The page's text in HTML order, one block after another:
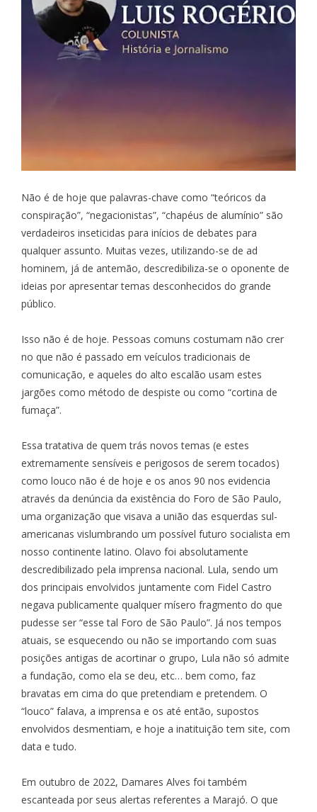
Não é de hoje que palavras-chave como “teóricos da
conspiração”, “negacionistas”, “chapéus de alumínio” são
verdadeiros inseticidas para inícios de debates para
qualquer assunto. Muitas vezes, utilizando-se de ad
hominem, já de antemão, descredibiliza-se o oponente de
ideias por apresentar temas desconhecidos do grande
público.
Isso não é de hoje. Pessoas comuns costumam não crer
no que não é passado em veículos tradicionais de
comunicação, e aqueles do alto escalão usam estes
jargões como método de despiste ou como “cortina de
fumaça”.
Essa tratativa de quem trás novos temas (e estes
extremamente sensíveis e perigosos de serem tocados)
como louco não é de hoje e os anos 90 nos evidencia
através da denúncia da existência do Foro de São Paulo,
uma organização que visava a união das esquerdas sul-
americanas vislumbrando um possível futuro socialista em
nosso continente latino. Olavo foi absolutamente
descredibilizado pela imprensa nacional. Lula, sendo um
dos principais envolvidos juntamente com Fidel Castro
negava publicamente qualquer mísero fragmento do que
pudesse ser “esse tal Foro de São Paulo”. Já nos tempos
atuais, se esquecendo ou não se importando com suas
posições antigas de acortinar o grupo, Lula não só admite
a fundação, como ela se deu, etc… bem como, faz
bravatas em cima do que pretendiam e pretendem. O
“louco” falava, a imprensa e os até então, supostos
envolvidos desmentiam, e hoje a inatituição tem site, com
data e tudo.
Em outubro de 2022, Damares Alves foi também
escanteada por seus alertas referentes a Marajó. O que